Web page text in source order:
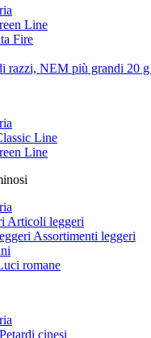
Line
Fire
Line
Line
Articoli leggeri
Assortimenti leggeri
romane
Petardi cinesi